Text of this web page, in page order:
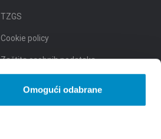
Omogući odabrane
TZGS
Cookie policy
Zaštita osobnih podataka -
GDPR